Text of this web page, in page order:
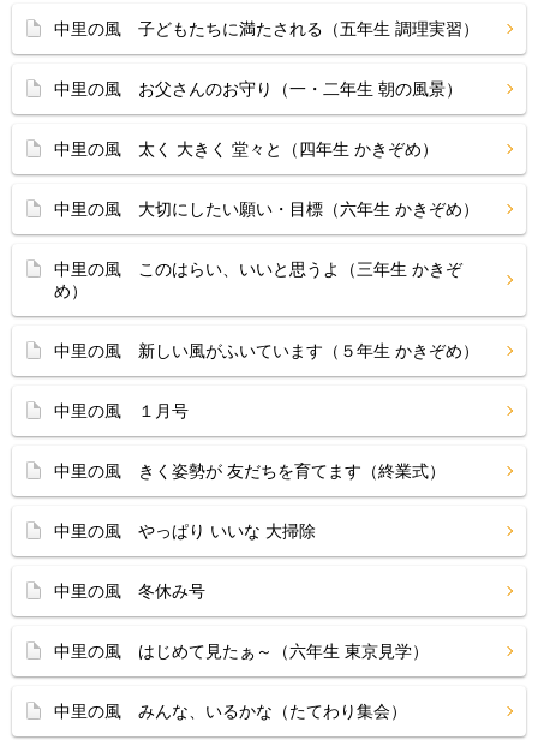
中里の風 子どもたちに満たされる（五年生 調理実習）
中里の風 お父さんのお守り（一・二年生 朝の風景）
中里の風 太く 大きく 堂々と（四年生 かきぞめ）
中里の風 大切にしたい願い・目標（六年生 かきぞめ）
中里の風 このはらい、いいと思うよ（三年生 かきぞ
め）
中里の風 新しい風がふいています（５年生 かきぞめ）
中里の風 １月号
中里の風 きく姿勢が 友だちを育てます（終業式）
中里の風 やっぱり いいな 大掃除
中里の風 冬休み号
中里の風 はじめて見たぁ～（六年生 東京見学）
中里の風 みんな、いるかな（たてわり集会）